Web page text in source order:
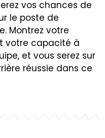
vos chances de
le poste de
Montrez votre
votre capacité à
et vous serez sur
réussie dans ce